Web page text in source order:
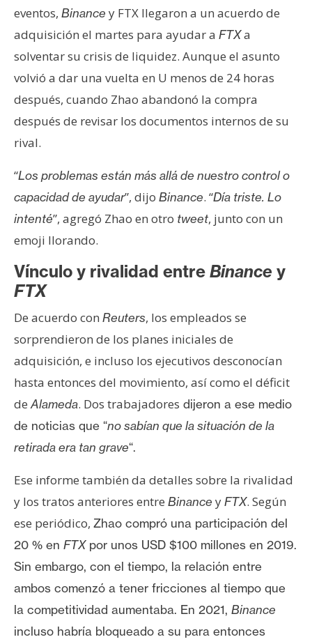
eventos, Binance y FTX llegaron a un acuerdo de
adquisición el martes para ayudar a FTXa
solventar su crisis de liquidez. Aunque el asunto
volvió a dar una vuelta en U menos de 24 horas
después, cuando Zhao abandonó la compra
después de revisar los documentos internos de su
rival.
“Los problemas están más allá de nuestro control o
capacidad de ayudar”, dijo Binance. “Día triste. Lo
intenté”, agregó Zhao en otro tweet, junto con un
emoji llorando.
Vínculo y rivalidad entre Binance y
FTX
De acuerdo con Reuters, los empleados se
sorprendieron de los planes iniciales de
adquisición, e incluso los ejecutivos desconocían
hasta entonces del movimiento, así como el déficit
deAlameda. Dos trabajadores dijeron a ese medio
de noticias que “no sabían que la situación de la
retirada era tan grave“.
Ese informe también da detalles sobre la rivalidad
y los tratos anteriores entre Binance yFTX. Según
ese periódico, Zhao compró una participación del
20 % en FTXpor unos USD $100 millones en 2019.
Sin embargo, con el tiempo, la relación entre
ambos comenzó a tener fricciones al tiempo que
la competitividad aumentaba. En 2021, Binance
incluso habría bloqueado a su para entonces